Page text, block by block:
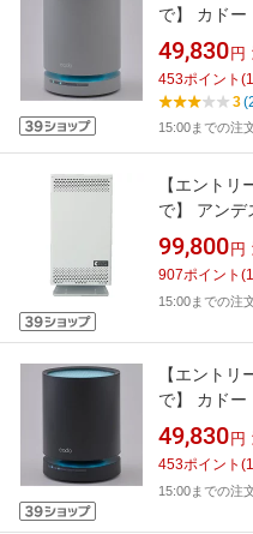
で】 カド
クールグレ
/PM2.5対応
49,830 円
453ポイント (1
3
15:00までの注
【エント
で】 アンデ
浄機 バイオ
S611A-B [
99,800 円
907ポイント (1
15:00までの注
【エント
で】 カド
インディゴ
畳 /PM2.5
49,830 円
453ポイント (1
15:00までの注